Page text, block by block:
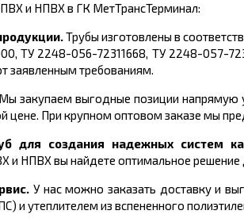
и НПВХ в ГК МетТрансТерминал:
Трубы изготовлены в
ТУ 2248-056-72311668, ТУ 2248-057-
заявленным требованиям.
закупаем выгодные позиции напрямую
цене. При крупном оптовом заказе мы
для создания надежных систем
и НПВХ вы найдете оптимальное
У нас можно заказать доставку и
и утеплителем из вспененного